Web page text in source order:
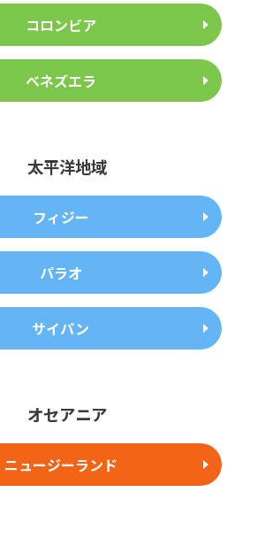
コロンビア
ベネズエラ
太平洋地域
フィジー
パラオ
サイパン
オセアニア
ニュージーランド